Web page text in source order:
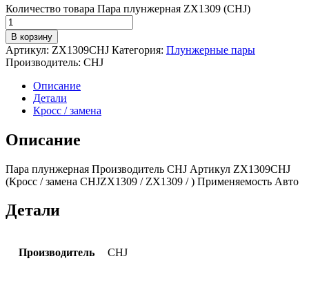
Количество товара Пара плунжерная ZX1309 (CHJ)
В корзину
Артикул: ZX1309CHJ Категория: Плунжерные пары
Производитель: CHJ
Описание
Детали
Кросс / замена
Описание
Пара плунжерная Производитель CHJ Артикул ZX1309CHJ
(Кросс / замена CHJZX1309 / ZX1309 / ) Применяемость Авто
Детали
Производитель CHJ